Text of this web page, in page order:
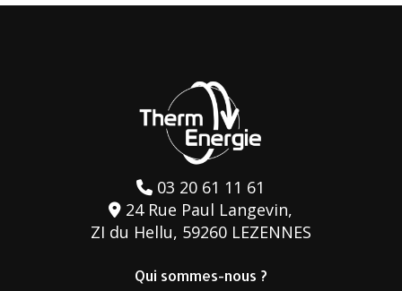
03 20 61 11 61
24 Rue Paul Langevin,
ZI du Hellu, 59260 LEZENNES
Qui sommes-nous ?